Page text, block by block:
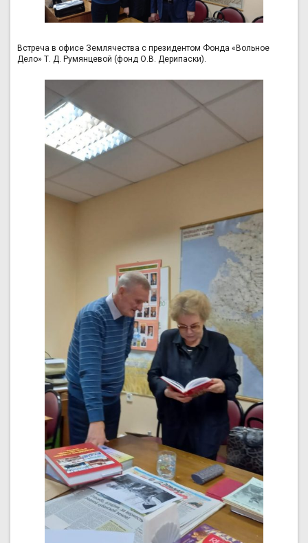
Встреча в офисе Землячества с президентом Фонда «Вольное
Дело» Т. Д. Румянцевой (фонд О.В. Дерипаски).